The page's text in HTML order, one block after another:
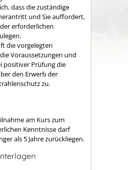
dass die zuständige
und Sie auffordert,
erforderlichen
die vorgelegten
Voraussetzungen und
positiver Prüfung die
den Erwerb der
zu.
am Kurs zum
Kenntnisse darf
als 5 Jahre zurückliegen.